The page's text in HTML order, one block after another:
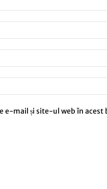
e-mail și site-ul web în